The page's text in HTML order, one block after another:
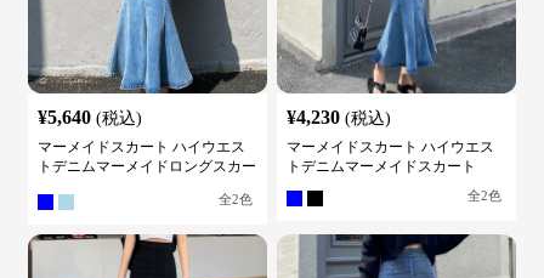
¥5,640 (税込)
マーメイドスカート ハイウエス
トデニムマーメイドロングスカー
全2色
¥4,230 (税込)
マーメイドスカート ハイウエス
トデニムマーメイドスカート
全2色